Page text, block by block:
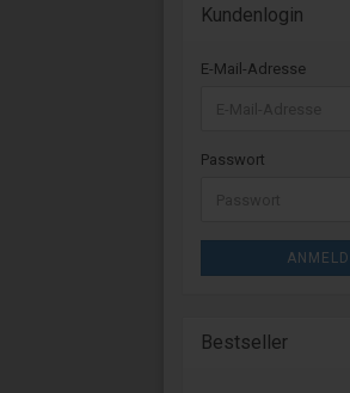
Kundenlogin
E-Mail-Adresse
Passwort
Bestseller